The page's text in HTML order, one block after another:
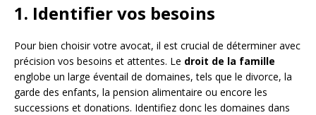
1. Identifier vos besoins
Pour bien choisir votre avocat, il est crucial de déterminer avec
précision vos besoins et attentes. Le droit de la famille
englobe un large éventail de domaines, tels que le divorce, la
garde des enfants, la pension alimentaire ou encore les
successions et donations. Identifiez donc les domaines dans